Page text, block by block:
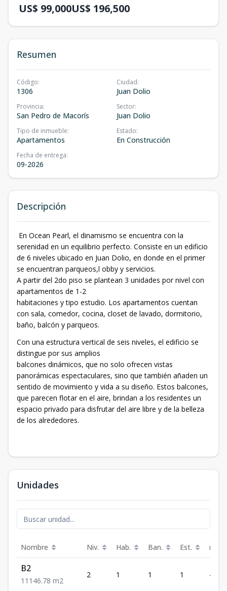
US$ 99,000US$ 196,500
Resumen
Código:
1306
Ciudad:
Juan Dolio
Provincia:
San Pedro de Macorís
Sector:
Juan Dolio
Tipo de inmueble:
Apartamentos
Estado:
En Construcción
Fecha de entrega:
09-2026
Descripción
En Ocean Pearl, el dinamismo se encuentra con la
serenidad en un equilibrio perfecto. Consiste en un edificio
de 6 niveles ubicado en Juan Dolio, en donde en el primer
se encuentran parqueos,l obby y servicios.
A partir del 2do piso se plantean 3 unidades por nivel con
apartamentos de 1-2
habitaciones y tipo estudio. Los apartamentos cuentan
con sala, comedor, cocina, closet de lavado, dormitorio,
baño, balcón y parqueos.
Con una estructura vertical de seis niveles, el edificio se
distingue por sus amplios
balcones dinámicos, que no solo ofrecen vistas
panorámicas espectaculares, sino que también añaden un
sentido de movimiento y vida a su diseño. Estos balcones,
que parecen flotar en el aire, brindan a los residentes un
espacio privado para disfrutar del aire libre y de la belleza
de los alrededores.
Unidades
Nombre Niv. Hab. Ban. Est. m²
B2
1 1 1 46.78 m2
2 1 1 1 46.78